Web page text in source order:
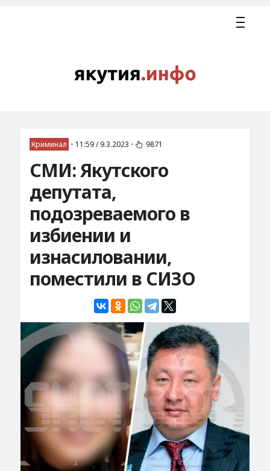
Криминал • 11:59 / 9.3.2023 • 9871
СМИ: Якутского
депутата,
подозреваемого в
избиении и
изнасиловании,
поместили в СИЗО